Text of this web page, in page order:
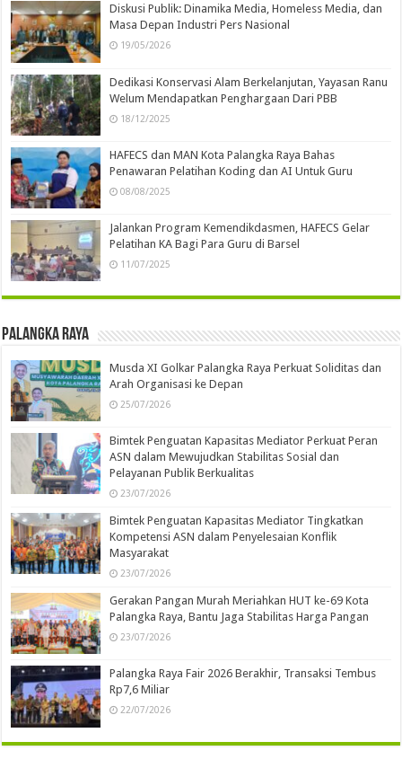
Diskusi Publik: Dinamika Media, Homeless Media, dan
Masa Depan Industri Pers Nasional
19/05/2026
Dedikasi Konservasi Alam Berkelanjutan, Yayasan Ranu
Welum Mendapatkan Penghargaan Dari PBB
18/12/2025
HAFECS dan MAN Kota Palangka Raya Bahas
Penawaran Pelatihan Koding dan AI Untuk Guru
08/08/2025
Jalankan Program Kemendikdasmen, HAFECS Gelar
Pelatihan KA Bagi Para Guru di Barsel
11/07/2025
Palangka Raya
Musda XI Golkar Palangka Raya Perkuat Soliditas dan
Arah Organisasi ke Depan
25/07/2026
Bimtek Penguatan Kapasitas Mediator Perkuat Peran
ASN dalam Mewujudkan Stabilitas Sosial dan
Pelayanan Publik Berkualitas
23/07/2026
Bimtek Penguatan Kapasitas Mediator Tingkatkan
Kompetensi ASN dalam Penyelesaian Konflik
Masyarakat
23/07/2026
Gerakan Pangan Murah Meriahkan HUT ke-69 Kota
Palangka Raya, Bantu Jaga Stabilitas Harga Pangan
23/07/2026
Palangka Raya Fair 2026 Berakhir, Transaksi Tembus
Rp7,6 Miliar
22/07/2026